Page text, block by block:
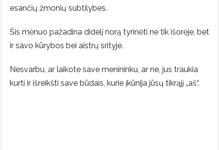
esančių žmonių subtilybes.
Šis mėnuo pažadina didelį norą tyrinėti ne tik išorėje, bet
ir savo kūrybos bei aistrų srityje.
Nesvarbu, ar laikote save menininku, ar ne, jus traukia
kurti ir išreikšti save būdais, kurie įkūnija jūsų tikrąjį „aš“.